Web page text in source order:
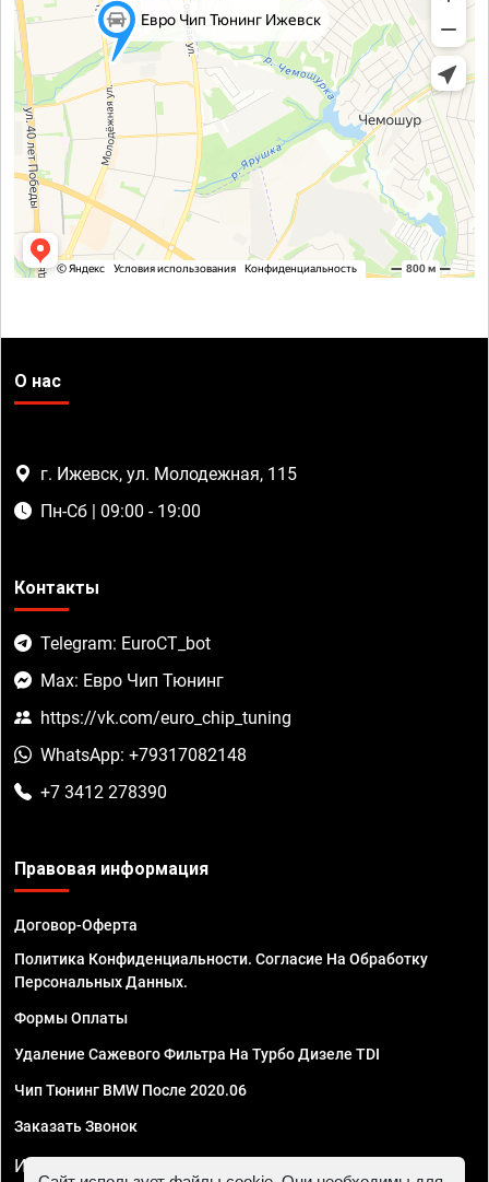
О нас
г. Ижевск, ул. Молодежная, 115
Пн-Сб | 09:00 - 19:00
Контакты
Telegram: EuroCT_bot
Max: Евро Чип Тюнинг
https://vk.com/euro_chip_tuning
WhatsApp: +79317082148
+7 3412 278390
Правовая информация
Договор-Оферта
Политика Конфиденциальности. Согласие На Обработку
Персональных Данных.
Формы Оплаты
Удаление Сажевого Фильтра На Турбо Дизеле TDI
Чип Тюнинг BMW После 2020.06
Заказать Звонок
ИП Смирнов Георгий Павлович. ИНН 781302555843,